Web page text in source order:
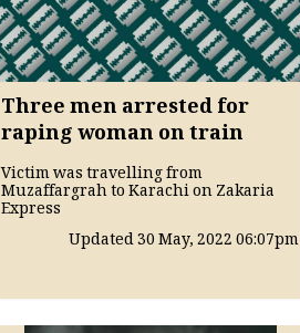
Three men arrested for
raping woman on train
Victim was travelling from
Muzaffargrah to Karachi on Zakaria
Express
Updated30 May, 202206:07pm